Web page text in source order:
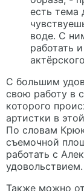
есть тема
воде. С
работать
С большим
свою работу в
которого
артистки в
По словам
съемочной
работать с
удовольствием.
Также можно